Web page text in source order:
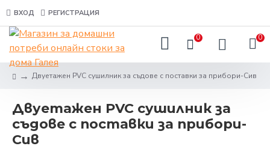
ВХОД РЕГИСТРАЦИЯ
0 0
Двуетажен PVC сушилник за съдове с поставки за прибори-Сив
Двуетажен PVC сушилник за
съдове с поставки за прибори-
Сив